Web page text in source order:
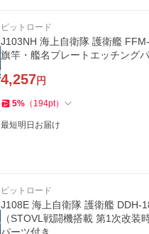
ピットロード
J103NH 海上自衛隊 護衛艦
旗竿・艦名プレートエッチング
4,257円
5% （ 194pt）
最短明日お届け
ピットロード
J108E 海上自衛隊 護衛艦 DDH-
（STOVL戦闘機搭載 第1次改装